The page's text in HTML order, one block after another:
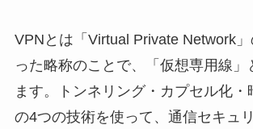
VPNとは「Virtual Private Network
った略称のことで、「仮想専用線」
ます。トンネリング・カプセル化・
の4つの技術を使って、通信セキュ